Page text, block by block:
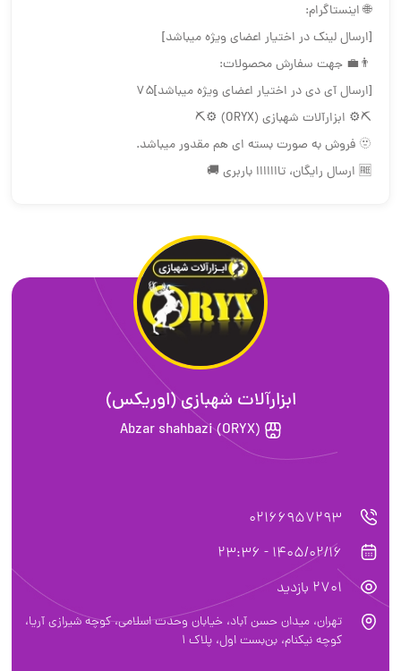
🌐 اینستاگرام:
[ارسال لینک در اختیار اعضای ویژه میباشد]
👨‍💼 جهت سفارش محصولات:
[ارسال آی دی در اختیار اعضای ویژه میباشد]75
⛏⚙️ ابزارآلات شهبازی (ORYX) ⚙️⛏
🫥 فروش به صورت بسته ای هم مقدور ميباشد.
🆓 ارسال رایگان، تااااااا باربری 🚚
ابزارآلات شهبازی (اوریکس)
Abzar shahbazi (ORYX)
02166957293
1405/02/16 - 23:36
2701 بازدید
تهران، ميدان حسن آباد، خيابان وحدت اسلامی، کوچه شیرازی آریا،
کوچه نیکنام، بن‌بست اول، پلاک ۱